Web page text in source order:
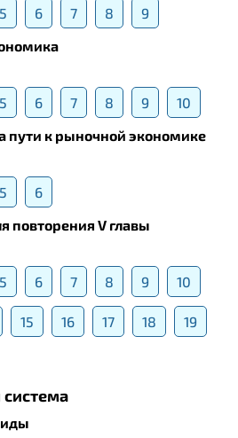
5 6 7 8
9
5 6 7 8 9
10
пути к рыночной экономике
5
6
повторения V главы
5 6 7 8 9 10
15 16 17 18 19
система